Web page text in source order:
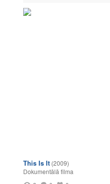
This Is It (2009)
Dokumentālā filma